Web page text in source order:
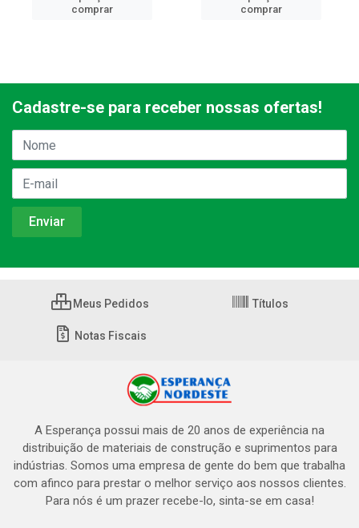
comprar
comprar
Cadastre-se para receber nossas ofertas!
Meus Pedidos Títulos
Notas Fiscais
A Esperança possui mais de 20 anos de experiência na
distribuição de materiais de construção e suprimentos para
indústrias. Somos uma empresa de gente do bem que trabalha
com afinco para prestar o melhor serviço aos nossos clientes.
Para nós é um prazer recebe-lo, sinta-se em casa!